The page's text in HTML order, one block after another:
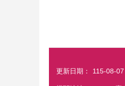
更新日期： 115-08-07